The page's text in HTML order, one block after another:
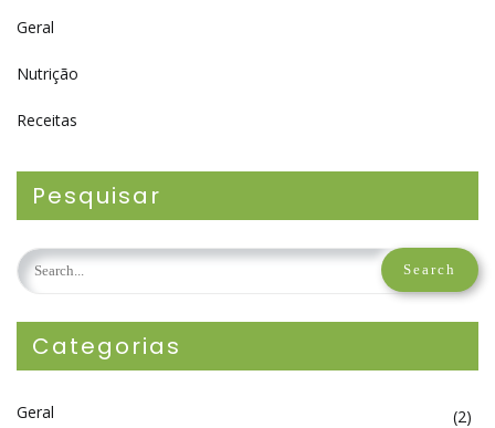
Geral
Nutrição
Receitas
Pesquisar
Categorias
Geral (2)